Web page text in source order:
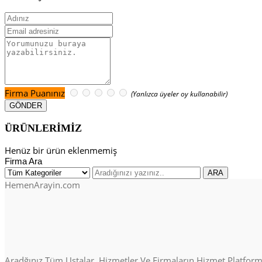
Firma Puanınız (Yanlızca üyeler oy kullanabilir)
ÜRÜNLERİMİZ
Henüz bir ürün eklenmemiş
Firma Ara
HemenArayin.com